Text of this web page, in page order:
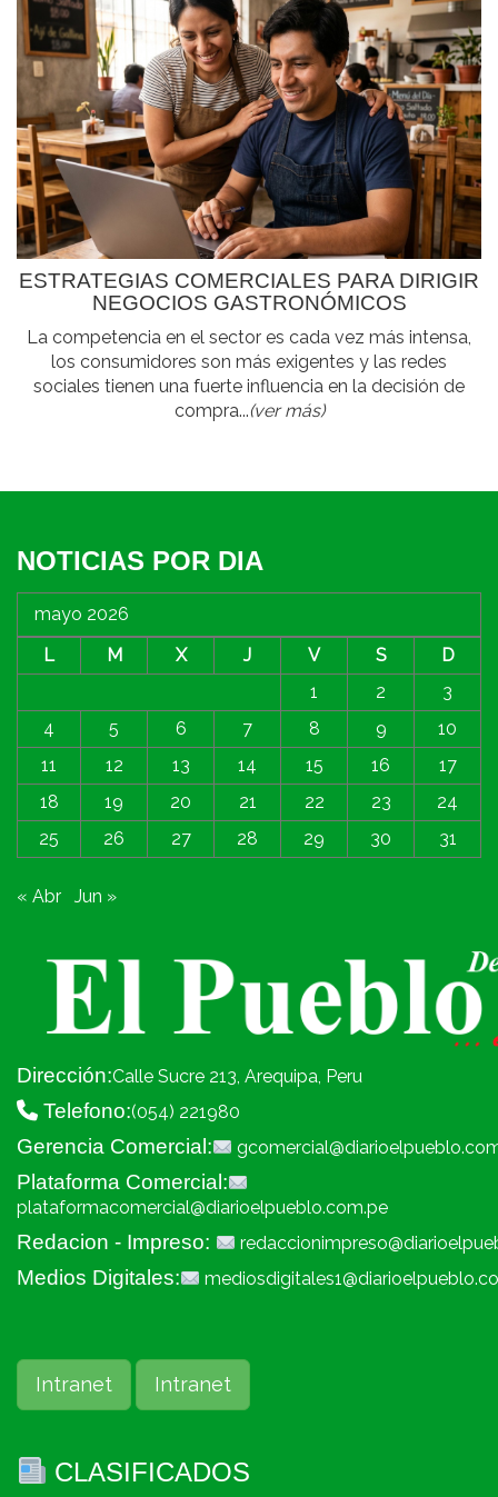
ESTRATEGIAS COMERCIALES PARA DIRIGIR
NEGOCIOS GASTRONÓMICOS
La competencia en el sector es cada vez más intensa,
los consumidores son más exigentes y las redes
sociales tienen una fuerte influencia en la decisión de
compra...(ver más)
NOTICIAS POR DIA
mayo 2026
L
M X J V S
D
1
2
3
4
5 6 7 8 9
10
11
12 13 14 15 16
17
18
19 20 21 22 23
24
25
26 27 28 29 30 31
« Abr Jun »
Dirección:Calle Sucre 213, Arequipa, Peru
Telefono:(054) 221980
Gerencia Comercial:
Plataforma Comercial:
plataformacomercial@diarioelpueblo.com.pe
Redacion - Impreso:
Medios Digitales:
Intranet Intranet
CLASIFICADOS